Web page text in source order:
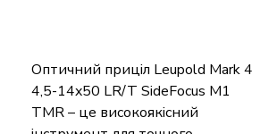
Оптичний приціл Leupold Mark 4
4,5-14x50 LR/T SideFocus M1
TMR – це високоякісний